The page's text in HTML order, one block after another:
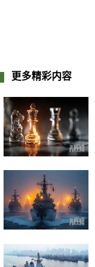
更多精彩内容